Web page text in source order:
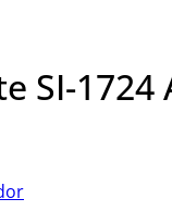
SI-1724